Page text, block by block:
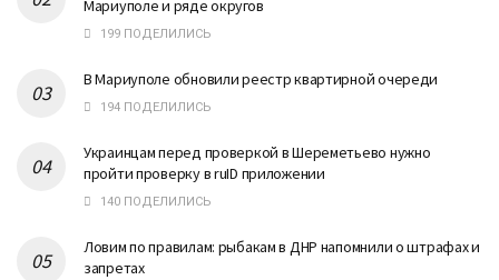
Мариуполе и ряде округов
199 ПОДЕЛИЛИСЬ
В Мариуполе обновили реестр квартирной очереди
194 ПОДЕЛИЛИСЬ
Украинцам перед проверкой в Шереметьево нужно
пройти проверку в ruID приложении
140 ПОДЕЛИЛИСЬ
Ловим по правилам: рыбакам в ДНР напомнили о штрафах и
запретах